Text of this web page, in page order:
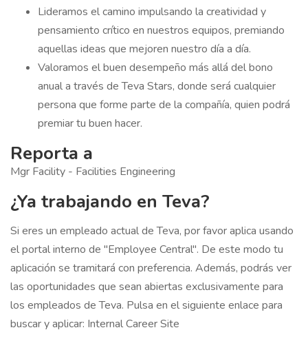
Lideramos el camino impulsando la creatividad y
pensamiento crítico en nuestros equipos, premiando
aquellas ideas que mejoren nuestro día a día.
Valoramos el buen desempeño más allá del bono
anual a través de Teva Stars, donde será cualquier
persona que forme parte de la compañía, quien podrá
premiar tu buen hacer.
Reporta a
Mgr Facility - Facilities Engineering
¿Ya trabajando en Teva?
Si eres un empleado actual de Teva, por favor aplica usando
el portal interno de "Employee Central". De este modo tu
aplicación se tramitará con preferencia. Además, podrás ver
las oportunidades que sean abiertas exclusivamente para
los empleados de Teva. Pulsa en el siguiente enlace para
buscar y aplicar: Internal Career Site